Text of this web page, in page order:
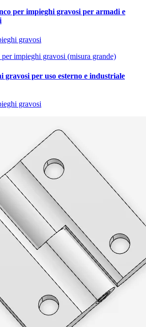
per impieghi gravosi per armadi e
gravosi
gravosi per uso esterno e industriale
gravosi